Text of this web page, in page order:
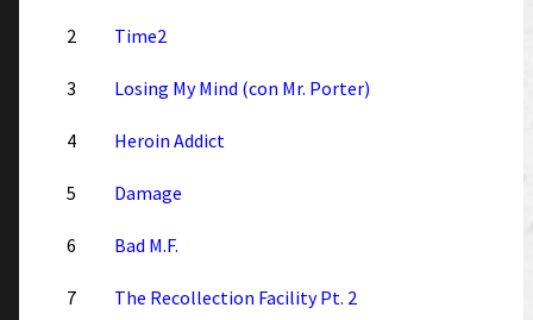
2 Time2
3 Losing My Mind (con Mr. Porter)
4 Heroin Addict
5 Damage
6 Bad M.F.
7 The Recollection Facility Pt. 2